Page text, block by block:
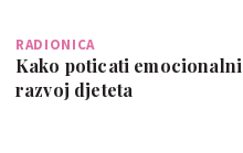
RADIONICA
Kako poticati
razvoj djeteta